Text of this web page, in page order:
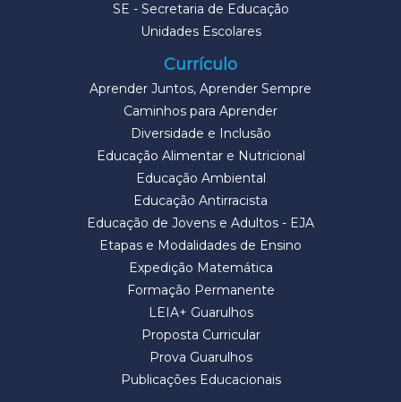
SE - Secretaria de Educação
Unidades Escolares
Currículo
Aprender Juntos, Aprender Sempre
Caminhos para Aprender
Diversidade e Inclusão
Educação Alimentar e Nutricional
Educação Ambiental
Educação Antirracista
Educação de Jovens e Adultos - EJA
Etapas e Modalidades de Ensino
Expedição Matemática
Formação Permanente
LEIA+ Guarulhos
Proposta Curricular
Prova Guarulhos
Publicações Educacionais